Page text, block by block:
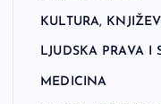
KULTURA,
LJUDSKA PRAVA I
MEDICINA